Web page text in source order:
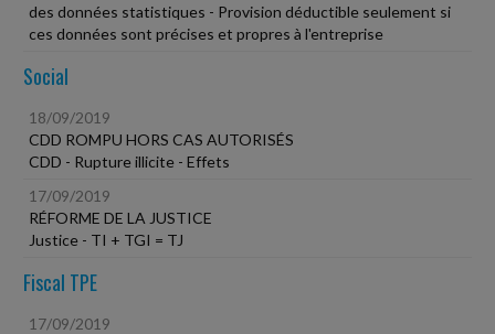
des données statistiques - Provision déductible seulement si
ces données sont précises et propres à l'entreprise
Social
18/09/2019
CDD ROMPU HORS CAS AUTORISÉS
CDD - Rupture illicite - Effets
17/09/2019
RÉFORME DE LA JUSTICE
Justice - TI + TGI = TJ
Fiscal TPE
17/09/2019